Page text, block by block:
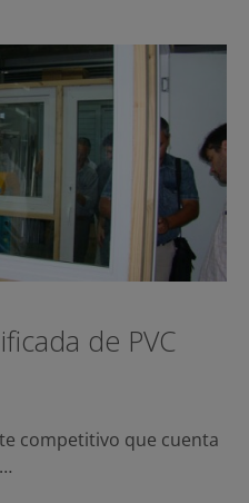
de PVC
competitivo que cuenta